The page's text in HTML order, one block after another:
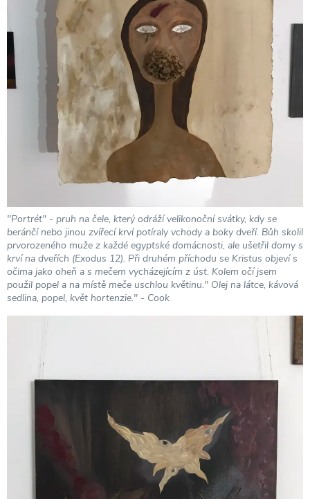
"Portrét" - pruh na čele, který odráží velikonoční svátky, kdy se
beránčí nebo jinou zvířecí krví potíraly vchody a boky dveří. Bůh skolil
prvorozeného muže z každé egyptské domácnosti, ale ušetřil domy s
krví na dveřích (Exodus 12). Při druhém příchodu se Kristus objeví s
očima jako oheň a s mečem vycházejícím z úst. Kolem očí jsem
použil popel a na místě meče uschlou květinu." Olej na látce, kávová
sedlina, popel, květ hortenzie." - Cook